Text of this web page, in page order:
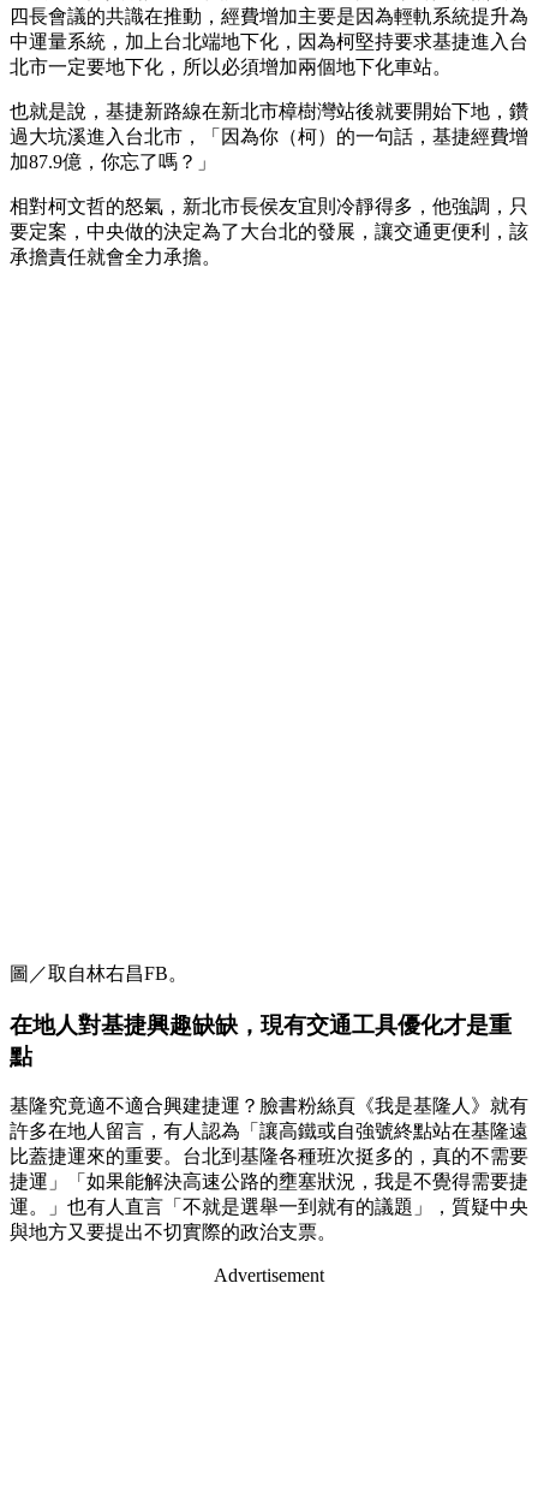
四長會議的共識在推動，經費增加主要是因為輕軌系統提升為
中運量系統，加上台北端地下化，因為柯堅持要求基捷進入台
北市一定要地下化，所以必須增加兩個地下化車站。
也就是說，基捷新路線在新北市樟樹灣站後就要開始下地，鑽
過大坑溪進入台北市，「因為你（柯）的一句話，基捷經費增
加87.9億，你忘了嗎？」
相對柯文哲的怒氣，新北市長侯友宜則冷靜得多，他強調，只
要定案，中央做的決定為了大台北的發展，讓交通更便利，該
承擔責任就會全力承擔。
圖／取自林右昌FB。
在地人對基捷興趣缺缺，現有交通工具優化才是重
點
基隆究竟適不適合興建捷運？臉書粉絲頁《我是基隆人》就有
許多在地人留言，有人認為「讓高鐵或自強號終點站在基隆遠
比蓋捷運來的重要。台北到基隆各種班次挺多的，真的不需要
捷運」「如果能解決高速公路的壅塞狀況，我是不覺得需要捷
運。」也有人直言「不就是選舉一到就有的議題」，質疑中央
與地方又要提出不切實際的政治支票。
Advertisement